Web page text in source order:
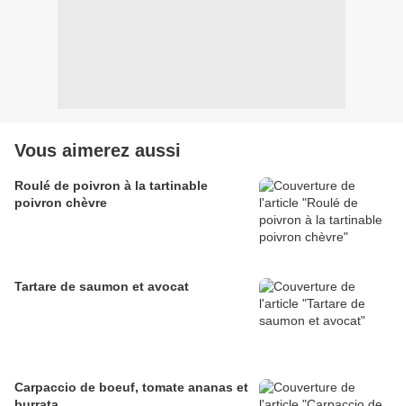
Vous aimerez aussi
Roulé de poivron à la tartinable
poivron chèvre
Tartare de saumon et avocat
Carpaccio de boeuf, tomate ananas et